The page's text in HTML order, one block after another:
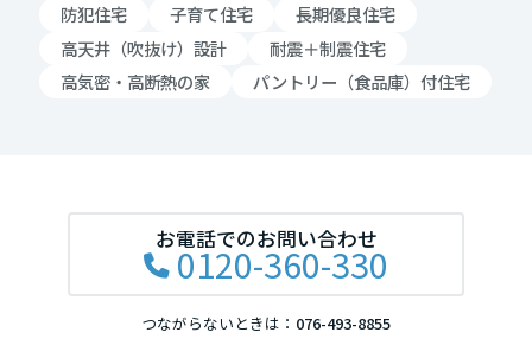
防犯住宅 子育て住宅
長期優良住宅
高天井（吹抜け）設計
耐震＋制震住宅
高気密・高断熱の家
パントリー（食品庫）付住宅
お電話でのお問い合わせ
0120-360-330
つながらないときは： 076-493-8855
香川県